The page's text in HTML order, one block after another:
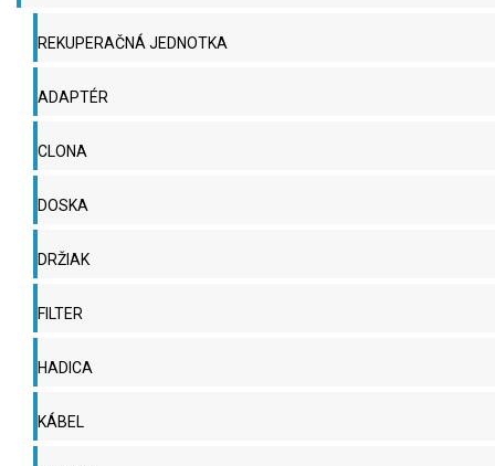
REKUPERAČNÁ JEDNOTKA
ADAPTÉR
CLONA
DOSKA
DRŽIAK
FILTER
HADICA
KÁBEL